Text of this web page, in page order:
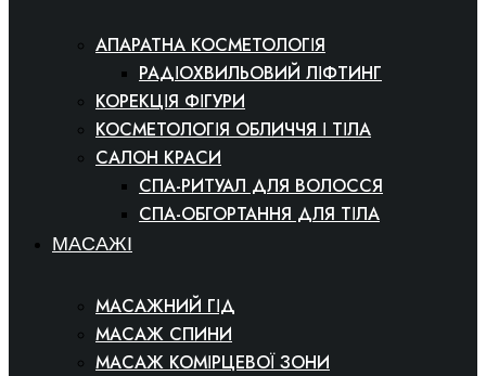
АПАРАТНА КОСМЕТОЛОГІЯ
РАДІОХВИЛЬОВИЙ ЛІФТИНГ
КОРЕКЦІЯ ФІГУРИ
КОСМЕТОЛОГІЯ ОБЛИЧЧЯ І ТІЛА
САЛОН КРАСИ
СПА-РИТУАЛ ДЛЯ ВОЛОССЯ
СПА-ОБГОРТАННЯ ДЛЯ ТІЛА
МАСАЖІ
МАСАЖНИЙ ГІД
МАСАЖ СПИНИ
МАСАЖ КОМІРЦЕВОЇ ЗОНИ